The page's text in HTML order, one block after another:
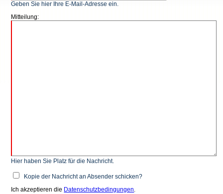
Geben Sie hier Ihre E-Mail-Adresse ein.
Mitteilung:
Hier haben Sie Platz für die Nachricht.
Kopie der Nachricht an Absender schicken?
Ich akzeptieren die Datenschutzbedingungen.